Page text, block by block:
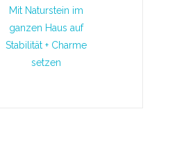
Mit Naturstein im
ganzen Haus auf
Stabilität + Charme
setzen